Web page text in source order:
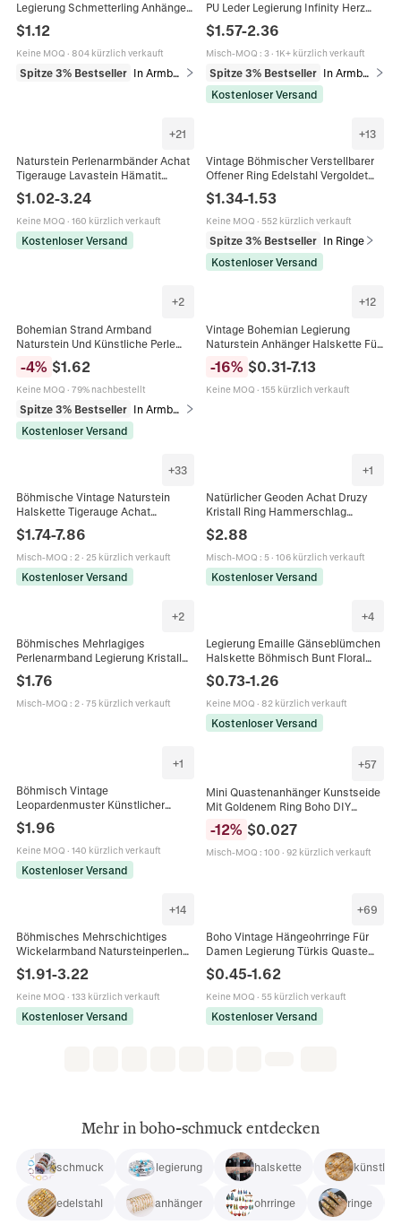
Legierung Schmetterling Anhänger
Vintage Ethnisch Für Damen
$1.12
Keine MOQ · 804 kürzlich verkauft
Spitze 3% Bestseller In Armbänder
PU Leder Legierung Infinity Herz
Magnetverschluss Mode Damen
$1.57-2.36
Misch-MOQ : 3· 1K+ kürzlich verkauft
Spitze 3% Bestseller
Kostenloser Versand
+21
Naturstein Perlenarmbänder Achat
Tigerauge Lavastein Hämatit
Elastisch Handgefertigt Boho
Schmuck Für Damen
$1.02-3.24
Keine MOQ · 160 kürzlich verkauft
Kostenloser Versand
+13
Vintage Böhmischer Verstellbarer
Offener Ring Edelstahl Vergoldet
Naturstein Türkis Schmuck Für
Damen Retro
$1.34-1.53
Keine MOQ · 552 kürzlich verkauft
Spitze 3% Bestseller In Ringe
Kostenloser Versand
+2
Bohemian Strand Armband
Naturstein Und Künstliche Perle
Anhänger Urlaub Schmuck Für
Frauen
-4% $1.62
Keine MOQ · 79% nachbestellt
Spitze 3% Bestseller
In Armbänder
Kostenloser Versand
+12
Vintage Bohemian Legierung
Naturstein Anhänger Halskette Für
Kristall Säule Draht Umwickelt
Schmuck Kette
-16% $0.31-7.13
Keine MOQ · 155 kürzlich verkauft
+33
Böhmische Vintage Naturstein
Halskette Tigerauge Achat
Süßwasserperle Muschel Perlen
Schmuck Für Damen Täglich
Accessoires
$1.74-7.86
Misch-MOQ : 2· 25 kürzlich verkauft
Kostenloser Versand
+1
Natürlicher Geoden Achat Druzy
Kristall Ring Hammerschlag
Vergoldet Verstellbar Offen Boho
Unregelmäßiger Schmuck
$2.88
Misch-MOQ : 5· 106 kürzlich verkauft
Kostenloser Versand
+2
Böhmisches Mehrlagiges
Perlenarmband Legierung Kristall
Rheinstein Harz Quaste Happy
Buchstaben Anhänger Vintage
Schmuck Für Damen
$1.76
Misch-MOQ : 2· 75 kürzlich verkauft
+4
Legierung Emaille Gänseblümchen
Halskette Böhmisch Bunt Floral
Schlüsselbein Kette Mode
Schmuck Für Damen Und Mädchen
$0.73-1.26
Keine MOQ · 82 kürzlich verkauft
Kostenloser Versand
+1
Böhmisch Vintage
Leopardenmuster Künstlicher
Hängende Schmuck Ethno-Stil
Damen Geschenk
$1.96
Keine MOQ · 140 kürzlich verkauft
Kostenloser Versand
+57
Mini Quastenanhänger Kunstseide
Mit Goldenem Ring Boho DIY
Lesezeichen Heimdeko
-12% $0.027
Misch-MOQ : 100 · 92 kürzlich verkauft
+14
Böhmisches Mehrschichtiges
Wickelarmband Natursteinperlen
Silberfarbenes Metall Vintage
Ethno Armreif Schmuck Damen
$1.91-3.22
Keine MOQ · 133 kürzlich verkauft
Kostenloser Versand
+69
Boho Vintage Hängeohrringe Für
Damen Legierung Türkis Quaste
Feder Ethnisch Retro Stil Schmuck
$0.45-1.62
Keine MOQ · 55 kürzlich verkauft
Kostenloser Versand
Mehr in boho-schmuck entdecken
schmuck legierung halskette
edelstahl anhänger ohrringe ringe